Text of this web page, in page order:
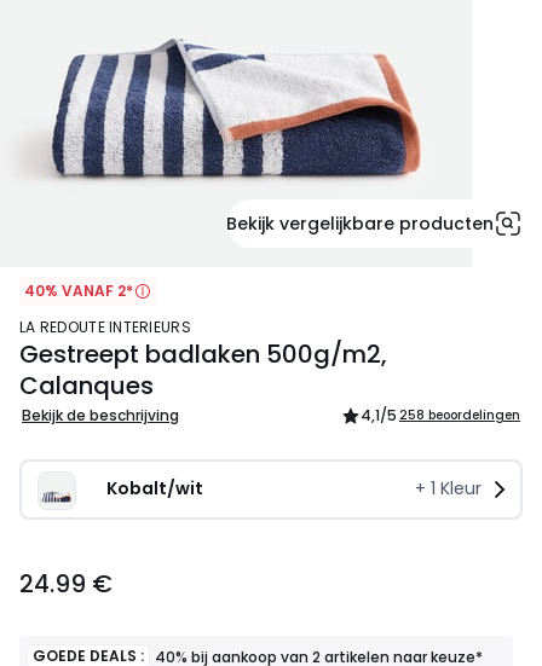
Bekijk vergelijkbare producten
40% VANAF 2*
LA REDOUTE INTERIEURS
Gestreept badlaken 500g/m2,
Calanques
Bekijk de beschrijving 4,1/5 258 beoordelingen
Kobalt/wit + 1 Kleur
€.
24.99 €
GOEDE DEALS : 40% bij aankoop van 2 artikelen naar keuze*